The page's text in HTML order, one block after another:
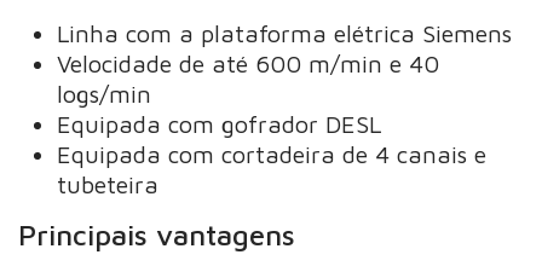
Linha com a plataforma elétrica Siemens
Velocidade de até 600 m/min e 40
logs/min
Equipada com gofrador DESL
Equipada com cortadeira de 4 canais e
tubeteira
Principais vantagens